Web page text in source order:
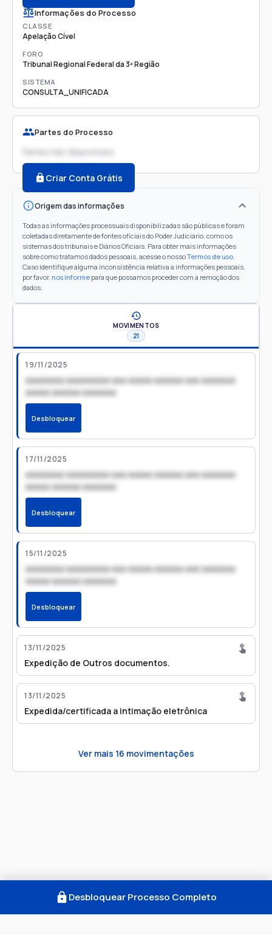
Informações do Processo
CLASSE
Apelação Cível
FORO
Tribunal Regional Federal da 3ª Região
SISTEMA
CONSULTA_UNIFICADA
Partes do Processo
Partes não disponíveis
Criar Conta Grátis
Origem das informações
Todas as informações processuais disponibilizadas são públicas e foram
coletadas diretamente de fontes oficiais do Poder Judiciário, como os
sistemas dos tribunais e Diários Oficiais. Para obter mais informações
sobre como tratamos dados pessoais, acesse o nossoTermos de uso.
Caso identifique alguma inconsistência relativa a informações pessoais,
por favor, nos informe para que possamos proceder com a remoção dos
dados.
MOVIMENTOS
21
19/11/2025
xxxxxxxx xxxxxxxxx xxx xxxxx xxxxxx xxx xxxxxxx
xxxxx xxxxxx xxxxxxx
Desbloquear
17/11/2025
xxxxxxxx xxxxxxxxx xxx xxxxx xxxxxx xxx xxxxxxx
xxxxx xxxxxx xxxxxxx
Desbloquear
15/11/2025
xxxxxxxx xxxxxxxxx xxx xxxxx xxxxxx xxx xxxxxxx
xxxxx xxxxxx xxxxxxx
Desbloquear
13/11/2025
Expedição de Outros documentos.
13/11/2025
Expedida/certificada a intimação eletrônica
Ver mais 16 movimentações
Desbloquear Processo Completo